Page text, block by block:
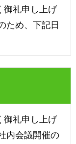
御礼申し上げ
ため、下記日
御礼申し上げ
内会議開催の